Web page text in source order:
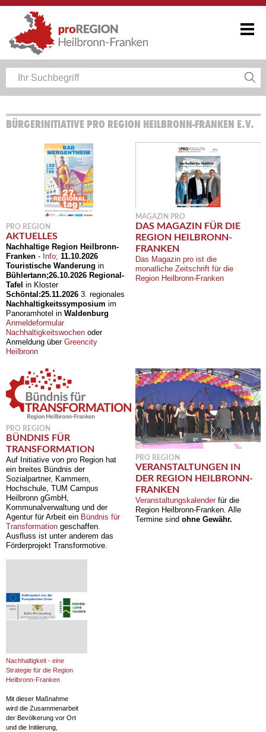
BÜRGERINITIATIVE PRO REGION HEILBRONN-FRANKEN E.V.
PRO REGION
AKTUELLES
Nachhaltige Region Heilbronn-
Franken - Info; 11.10.2026
Touristische Wanderung in
Bühlertann;26.10.2026 Regional-
Tafel in Kloster
Schöntal:25.11.2026 3. regionales
Nachhaltigkeitssymposium im
Panoramhotel in Waldenburg
Anmeldeformular
Nachhaltigkeitswochen oder
Anmeldung über Greencity
Heilbronn
MAGAZIN PRO
DAS MAGAZIN FÜR DIE
REGION HEILBRONN-
FRANKEN
Das Magazin pro ist die
monatliche Zeitschrift für die
Region Heilbronn-Franken
PRO REGION
BÜNDNIS FÜR
TRANSFORMATION
Auf Initiative von pro Region hat
ein breites Bündnis der
Sozialpartner, Kammern,
Hochschule, TUM Campus
Heilbronn gGmbH,
Kommunalverwaltung und der
Agentur für Arbeit ein Bündnis für
Transformation geschaffen.
Ausfluss ist unter anderem das
Förderprojekt Transformotive.
PRO REGION
VERANSTALTUNGEN IN
DER REGION HEILBRONN-
FRANKEN
Veranstaltungskalender für die
Region Heilbronn-Franken. Alle
Termine sind ohne Gewähr.
Nachhaltigkeit - eine
Strategie für die Region
Heilbronn-Franken
Mit dieser Maßnahme
wird die Zusammenarbeit
der Bevölkerung vor Ort
und die Initiierung,